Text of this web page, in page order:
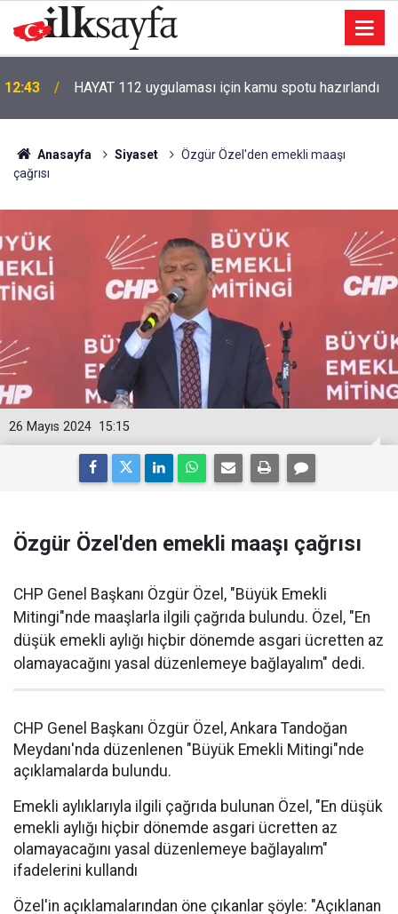
12:43 HAYAT 112 uygulaması için kamu spotu hazırlandı
Anasayfa Siyaset
Özgür Özel'den emekli maaşı
çağrısı
15:15
26 Mayıs 2024
Özgür Özel'den emekli maaşı çağrısı
CHP Genel Başkanı Özgür Özel, "Büyük Emekli
Mitingi"nde maaşlarla ilgili çağrıda bulundu. Özel, "En
düşük emekli aylığı hiçbir dönemde asgari ücretten az
olamayacağını yasal düzenlemeye bağlayalım" dedi.
CHP Genel Başkanı Özgür Özel, Ankara Tandoğan
Meydanı'nda düzenlenen "Büyük Emekli Mitingi"nde
açıklamalarda bulundu.
Emekli aylıklarıyla ilgili çağrıda bulunan Özel, "En düşük
emekli aylığı hiçbir dönemde asgari ücretten az
olamayacağını yasal düzenlemeye bağlayalım"
ifadelerini kullandı
Özel'in açıklamalarından öne çıkanlar şöyle: "Açıklanan